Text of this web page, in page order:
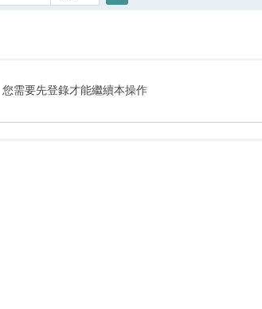
您需要先登錄才能繼續本操作